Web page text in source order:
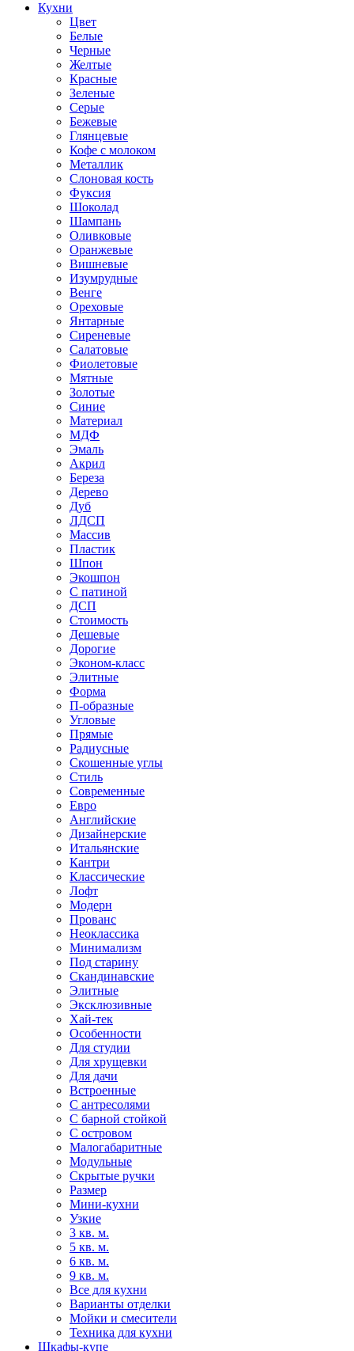
Кухни
Цвет
Белые
Черные
Желтые
Красные
Зеленые
Серые
Бежевые
Глянцевые
Кофе с молоком
Металлик
Слоновая кость
Фуксия
Шоколад
Шампань
Оливковые
Оранжевые
Вишневые
Изумрудные
Венге
Ореховые
Янтарные
Сиреневые
Салатовые
Фиолетовые
Мятные
Золотые
Синие
Материал
МДФ
Эмаль
Акрил
Береза
Дерево
Дуб
ЛДСП
Массив
Пластик
Шпон
Экошпон
С патиной
ДСП
Стоимость
Дешевые
Дорогие
Эконом-класс
Элитные
Форма
П-образные
Угловые
Прямые
Радиусные
Скошенные углы
Стиль
Современные
Евро
Английские
Дизайнерские
Итальянские
Кантри
Классические
Лофт
Модерн
Прованс
Неоклассика
Минимализм
Под старину
Скандинавские
Элитные
Эксклюзивные
Хай-тек
Особенности
Для студии
Для хрущевки
Для дачи
Встроенные
С антресолями
С барной стойкой
С островом
Малогабаритные
Модульные
Скрытые ручки
Размер
Мини-кухни
Узкие
3 кв. м.
5 кв. м.
6 кв. м.
9 кв. м.
Все для кухни
Варианты отделки
Мойки и смесители
Техника для кухни
Шкафы-купе